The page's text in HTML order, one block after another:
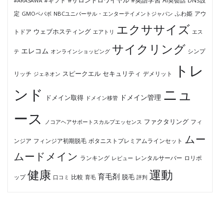
定 GMOペパボ NBCユニバーサル・エンターテイメントジャパン ふわ姫 アウ
トドア ウェブホスティング エアトリ エクササイズ エス
テ エレコム オンラインショッピング サイクリング シンプ
リッチ ジェネオン スピークエル セキュリティ デメリット
トレ
ンド
ドメイン取得 ドメイン移管 ドメイン管理 ニュ
ース
ノコアヘアサポートスカルプエッセンス ファクタリング フィ
ンジア フィンジア初期脱毛 ボタニストプレミアムラインセット ムー
ムードメイン ランキング レビュー レンタルサーバー ロリポ
ップ 健康 口コミ 比較 育毛 育毛剤 脱毛 評判 運動